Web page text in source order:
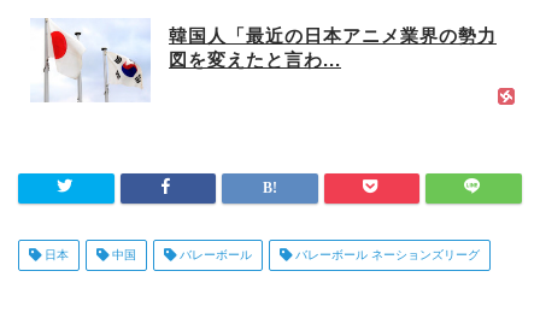
韓国人「最近の日本アニメ業界の勢力
図を変えたと言わ...
日本 中国 バレーボール バレーボール ネーションズリーグ